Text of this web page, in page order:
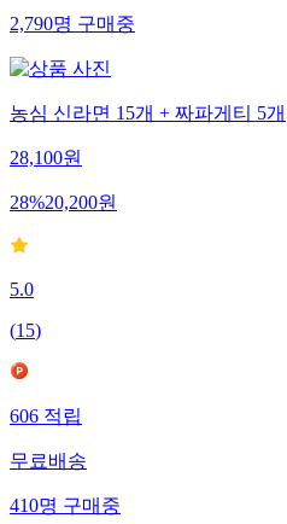
2,790명구매중
농심 신라면 15개 + 짜파게티 5개
28,100원
28%20,200원
5.0
(15)
606적립
무료배송
410명구매중